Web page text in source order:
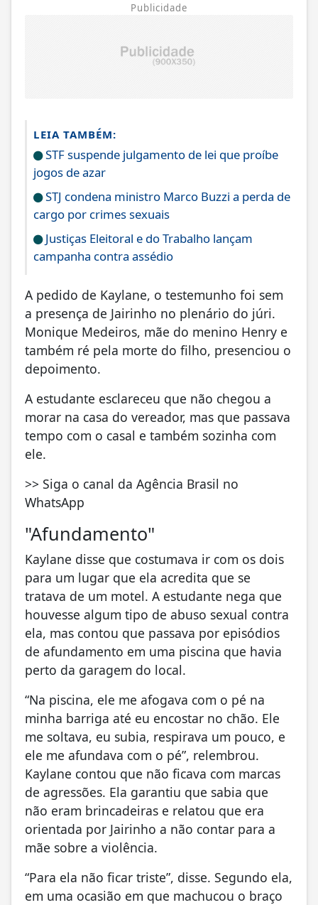
Publicidade
LEIA TAMBÉM:
STF suspende julgamento de lei que proíbe
jogos de azar
STJ condena ministro Marco Buzzi a perda de
cargo por crimes sexuais
Justiças Eleitoral e do Trabalho lançam
campanha contra assédio
A pedido de Kaylane, o testemunho foi sem
a presença de Jairinho no plenário do júri.
Monique Medeiros, mãe do menino Henry e
também ré pela morte do filho, presenciou o
depoimento.
A estudante esclareceu que não chegou a
morar na casa do vereador, mas que passava
tempo com o casal e também sozinha com
ele.
>> Siga o canal da Agência Brasil no
WhatsApp
"Afundamento"
Kaylane disse que costumava ir com os dois
para um lugar que ela acredita que se
tratava de um motel. A estudante nega que
houvesse algum tipo de abuso sexual contra
ela, mas contou que passava por episódios
de afundamento em uma piscina que havia
perto da garagem do local.
“Na piscina, ele me afogava com o pé na
minha barriga até eu encostar no chão. Ele
me soltava, eu subia, respirava um pouco, e
ele me afundava com o pé”, relembrou.
Kaylane contou que não ficava com marcas
de agressões. Ela garantiu que sabia que
não eram brincadeiras e relatou que era
orientada por Jairinho a não contar para a
mãe sobre a violência.
“Para ela não ficar triste”, disse. Segundo ela,
em uma ocasião em que machucou o braço